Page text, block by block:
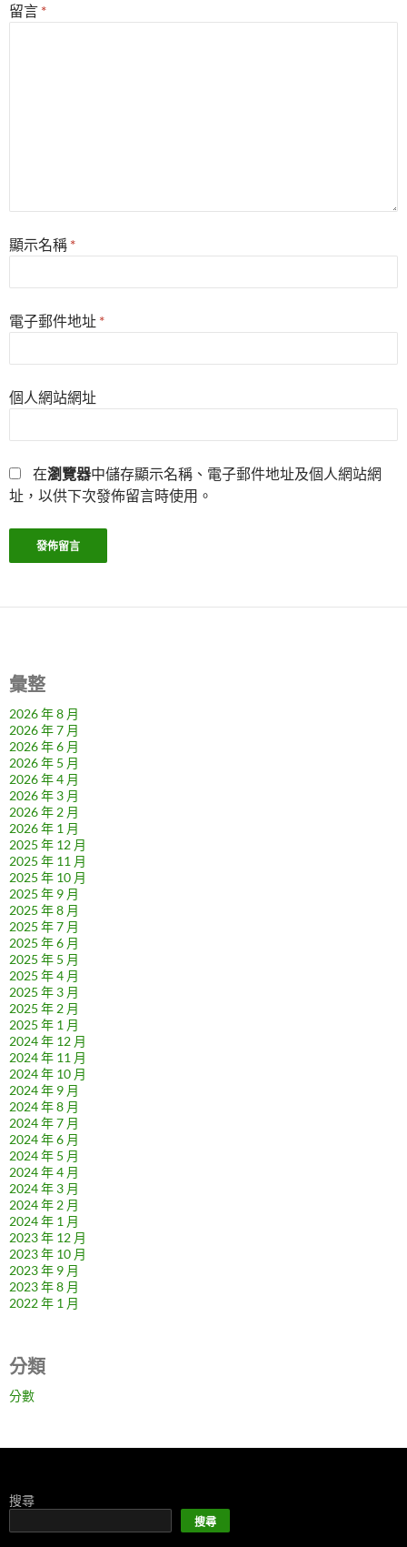
留言 *
顯示名稱 *
電子郵件地址 *
個人網站網址
在瀏覽器中儲存顯示名稱、電子郵件地址及個人網站網
址，以供下次發佈留言時使用。
彙整
2026 年 8 月
2026 年 7 月
2026 年 6 月
2026 年 5 月
2026 年 4 月
2026 年 3 月
2026 年 2 月
2026 年 1 月
2025 年 12 月
2025 年 11 月
2025 年 10 月
2025 年 9 月
2025 年 8 月
2025 年 7 月
2025 年 6 月
2025 年 5 月
2025 年 4 月
2025 年 3 月
2025 年 2 月
2025 年 1 月
2024 年 12 月
2024 年 11 月
2024 年 10 月
2024 年 9 月
2024 年 8 月
2024 年 7 月
2024 年 6 月
2024 年 5 月
2024 年 4 月
2024 年 3 月
2024 年 2 月
2024 年 1 月
2023 年 12 月
2023 年 10 月
2023 年 9 月
2023 年 8 月
2022 年 1 月
分類
分數
搜尋
搜尋